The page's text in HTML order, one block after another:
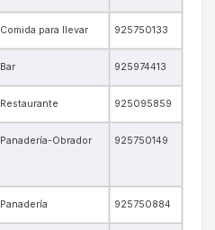
Comida para llevar 925750133
Bar 925974413
Restaurante 925095859
Panadería-Obrador 925750149
Panadería 925750884